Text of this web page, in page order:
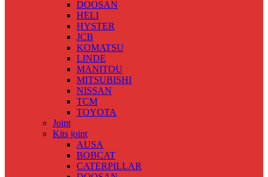
DOOSAN
HELI
HYSTER
JCB
KOMATSU
LINDE
MANITOU
MITSUBISHI
NISSAN
TCM
TOYOTA
Joint
Kits joint
AUSA
BOBCAT
CATERPILLAR